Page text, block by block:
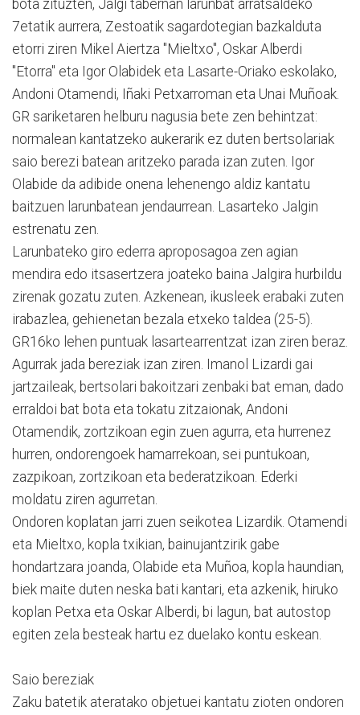
bota zituzten, Jalgi tabernan larunbat arratsaldeko
7etatik aurrera, Zestoatik sagardotegian bazkalduta
etorri ziren Mikel Aiertza "Mieltxo", Oskar Alberdi
"Etorra" eta Igor Olabidek eta Lasarte-Oriako eskolako,
Andoni Otamendi, Iñaki Petxarroman eta Unai Muñoak.
GR sariketaren helburu nagusia bete zen behintzat:
normalean kantatzeko aukerarik ez duten bertsolariak
saio berezi batean aritzeko parada izan zuten. Igor
Olabide da adibide onena lehenengo aldiz kantatu
baitzuen larunbatean jendaurrean. Lasarteko Jalgin
estrenatu zen.
Larunbateko giro ederra aproposagoa zen agian
mendira edo itsasertzera joateko baina Jalgira hurbildu
zirenak gozatu zuten. Azkenean, ikusleek erabaki zuten
irabazlea, gehienetan bezala etxeko taldea (25-5).
GR16ko lehen puntuak lasartearrentzat izan ziren beraz.
Agurrak jada bereziak izan ziren. Imanol Lizardi gai
jartzaileak, bertsolari bakoitzari zenbaki bat eman, dado
erraldoi bat bota eta tokatu zitzaionak, Andoni
Otamendik, zortzikoan egin zuen agurra, eta hurrenez
hurren, ondorengoek hamarrekoan, sei puntukoan,
zazpikoan, zortzikoan eta bederatzikoan. Ederki
moldatu ziren agurretan.
Ondoren koplatan jarri zuen seikotea Lizardik. Otamendi
eta Mieltxo, kopla txikian, bainujantzirik gabe
hondartzara joanda, Olabide eta Muñoa, kopla haundian,
biek maite duten neska bati kantari, eta azkenik, hiruko
koplan Petxa eta Oskar Alberdi, bi lagun, bat autostop
egiten zela besteak hartu ez duelako kontu eskean.
Saio bereziak
Zaku batetik ateratako objetuei kantatu zioten ondoren